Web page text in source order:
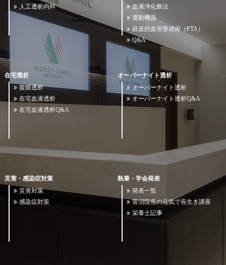
人工透析内科
血液浄化療法
運動機器
経皮的血管形成術（PTA）
Q&A
在宅透析
腹膜透析
在宅血液透析
在宅血液透析Q&A
オーバーナイト透析
オーバーナイト透析
オーバーナイト透析Q&A
災害・感染症対策
災害対策
感染症対策
執筆・学会発表
発表一覧
菅沼院長の元気で長生き講座
栄養士記事